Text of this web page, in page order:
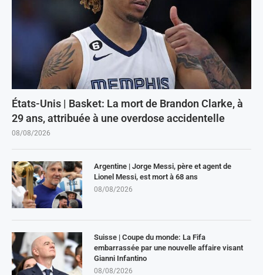
États-Unis | Basket: La mort de Brandon Clarke, à
29 ans, attribuée à une overdose accidentelle
08/08/2026
Argentine | Jorge Messi, père et agent de
Lionel Messi, est mort à 68 ans
08/08/2026
Suisse | Coupe du monde: La Fifa
embarrassée par une nouvelle affaire visant
Gianni Infantino
08/08/2026